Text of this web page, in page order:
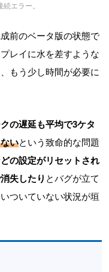
エラー。
前のベータ版の状態で
レイに水を差すような
もう少し時間が必要に
の遅延も平均で3ケタ
いという致命的な問題
の設定がリセットされ
失したり とバグが立て
ついていない状況が垣